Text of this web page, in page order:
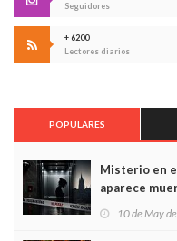
Seguidores
+ 6200
Lectores diarios
POPULARES
Misterio en
aparece
edificio y las
10 de May